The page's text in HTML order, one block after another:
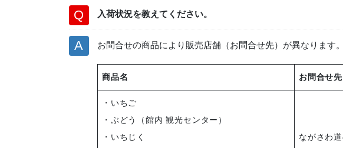
入荷状況を教えてください。
お問合せの商品により販売店舗（お問合せ先）が異なります。
商品名 お問合せ先
・いちご
・ぶどう（館内 観光センター）
・いちじく
ながさわ